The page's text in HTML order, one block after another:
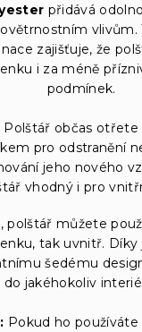
přidává
vlivům.
zajišťuje, že
i za méně
podmínek.
Polštář občas otřete
pro odstranění
jeho nového
vhodný i pro
polštář můžete
tak uvnitř. Díky
šedému
do jakéhokoliv
Pokud ho používáte